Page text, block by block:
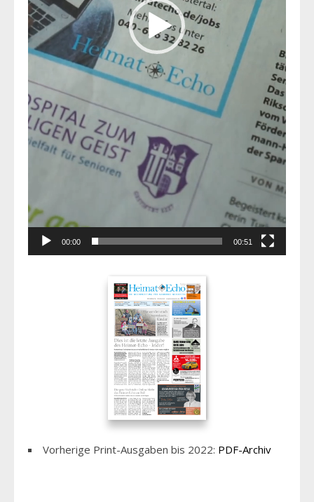
00:00 00:51
Vorherige Print-Ausgaben bis 2022: PDF-Archiv